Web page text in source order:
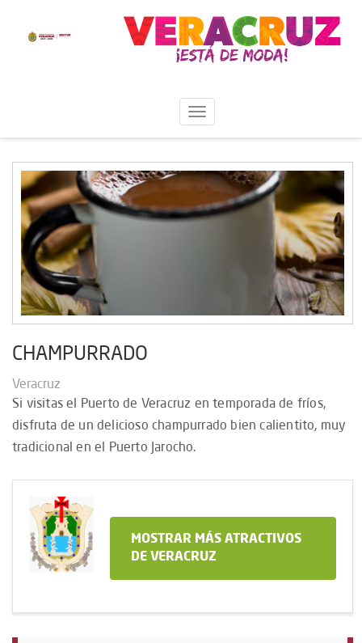
CHAMPURRADO
Veracruz
Si visitas el Puerto de Veracruz en temporada de fríos,
disfruta de un delicioso champurrado bien calientito, muy
tradicional en el Puerto Jarocho.
MOSTRAR MÁS ATRACTIVOS
DE VERACRUZ